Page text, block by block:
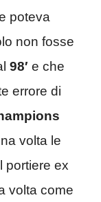
poteva
non fosse
98′ e che
errore di
volta le
portiere ex
volta come